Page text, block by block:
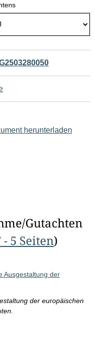
herunterladen
Gutachten
- 5 Seiten)
Ausgestaltung der
der europäischen